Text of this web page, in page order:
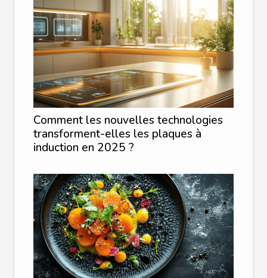
Comment les nouvelles technologies
transforment-elles les plaques à
induction en 2025 ?